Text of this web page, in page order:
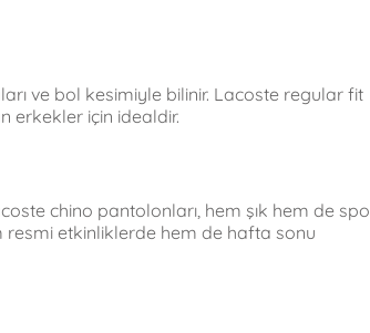
ve bol kesimiyle bilinir. Lacoste regular fit
erkekler için idealdir.
chino pantolonları, hem şık hem de
etkinliklerde hem de hafta sonu